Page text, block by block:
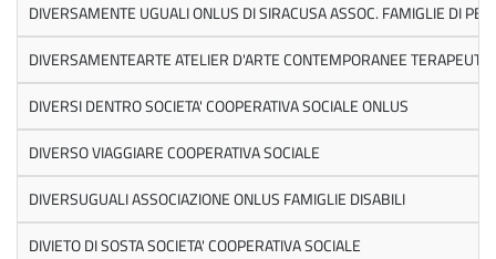
DIVERSAMENTE UGUALI ONLUS DI SIRACUSA ASSOC. FAMIGLIE DI
DIVERSAMENTEARTE ATELIER D'ARTE CONTEMPORANEE
DIVERSI DENTRO SOCIETA' COOPERATIVA SOCIALE ONLUS
DIVERSO VIAGGIARE COOPERATIVA SOCIALE
DIVERSUGUALI ASSOCIAZIONE ONLUS FAMIGLIE DISABILI
DIVIETO DI SOSTA SOCIETA' COOPERATIVA SOCIALE